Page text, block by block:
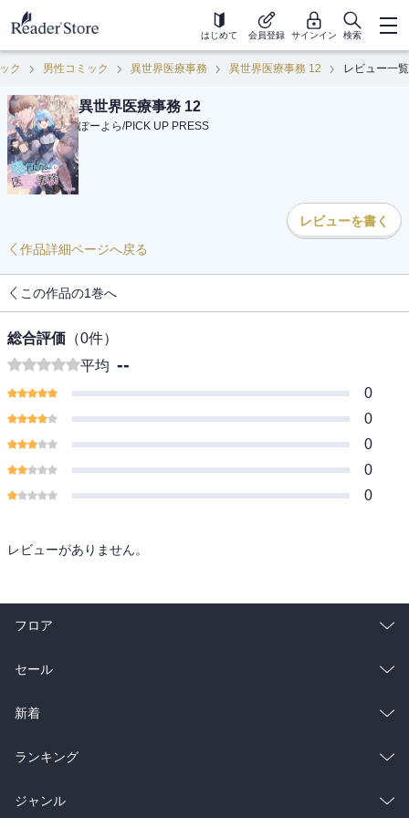
はじめて 会員登録 サインイン 検索
ク 男性コミック 異世界医療事務 異世界医療事務 12 レビュー一覧
異世界医療事務 12
ぽーよら/PICK UP PRESS
レビューを書く
作品詳細ページへ戻る
この作品の1巻へ
総合評価 （0件）
平均 --
0
0
0
0
0
レビューがありません。
フロア
総合
ラノベ
雑誌・グラビア
BL・TL
セール
総合
ラノベ
雑誌・グラビア
新着
総合
ラノベ
ランキング
総合
ジャンル